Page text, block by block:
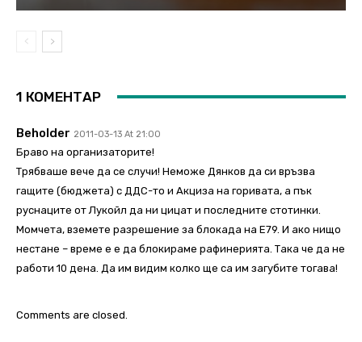
1 КОМЕНТАР
Beholder 2011-03-13 At 21:00
Браво на организаторите!
Трябваше вече да се случи! Неможе Дянков да си връзва
гащите (бюджета) с ДДС-то и Акциза на горивата, а пък
руснаците от Лукойл да ни цицат и последните стотинки.
Момчета, вземете разрешение за блокада на Е79. И ако нищо
нестане – време е е да блокираме рафинерията. Така че да не
работи 10 дена. Да им видим колко ще са им загубите тогава!
Comments are closed.